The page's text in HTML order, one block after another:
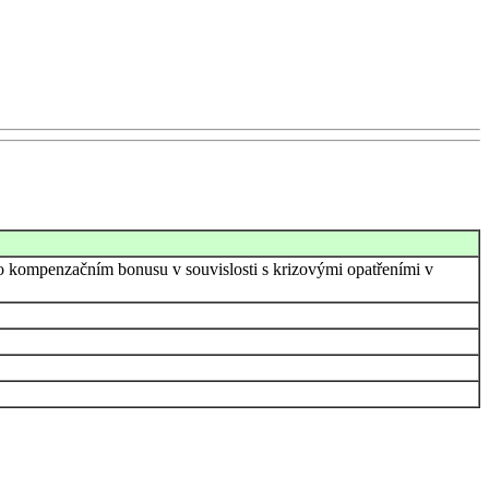
bonusu v souvislosti s krizovými opatřeními v